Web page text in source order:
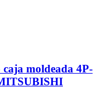
moldeada 4P-